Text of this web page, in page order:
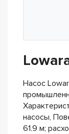
Насос
насосы,
61.9 м;